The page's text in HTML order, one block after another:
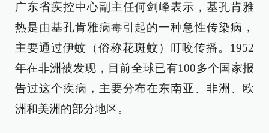
广东省疾控中心副主任何剑峰表示，基孔肯雅
热是由基孔肯雅病毒引起的一种急性传染病，
主要通过伊蚊（俗称花斑蚊）叮咬传播。1952
年在非洲被发现，目前全球已有100多个国家报
告过这个疾病，主要分布在东南亚、非洲、欧
洲和美洲的部分地区。